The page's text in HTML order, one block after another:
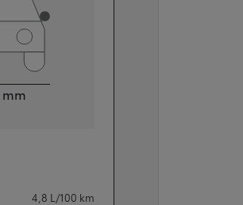
mm
4,8 L/100 km